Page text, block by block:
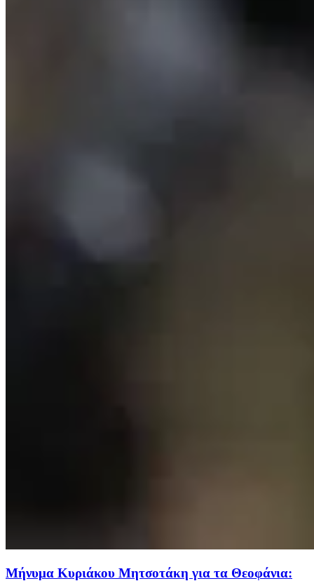
Μήνυμα Κυριάκου Μητσοτάκη για τα Θεοφάνια: